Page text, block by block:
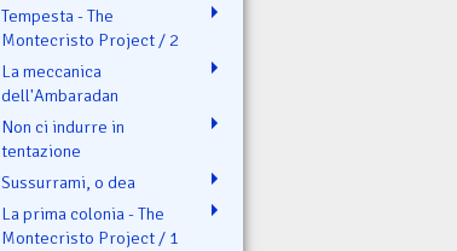
Tempesta - The
Montecristo Project / 2
La meccanica
dell'Ambaradan
Non ci indurre in
tentazione
Sussurrami, o dea
La prima colonia - The
Montecristo Project / 1